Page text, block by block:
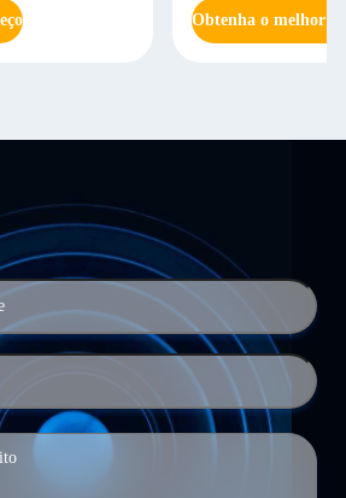
Obtenha o melhor